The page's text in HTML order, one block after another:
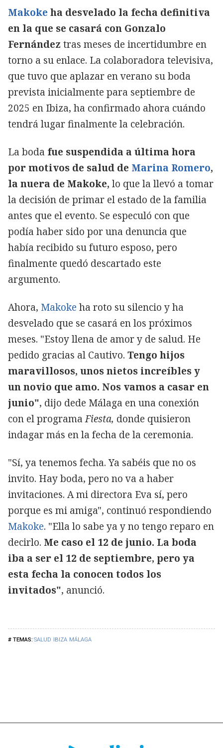
SALUD IBIZA MÁLAGA
Makoke ha desvelado la fecha definitiva
en la que se casará con Gonzalo
Fernández tras meses de incertidumbre en
torno a su enlace. La colaboradora televisiva,
que tuvo que aplazar en verano su boda
prevista inicialmente para septiembre de
2025 en Ibiza, ha confirmado ahora cuándo
tendrá lugar finalmente la celebración.
La boda fue suspendida a última hora
por motivos de salud de Marina Romero,
la nuera de Makoke, lo que la llevó a tomar
la decisión de primar el estado de la familia
antes que el evento. Se especuló con que
podía haber sido por una denuncia que
había recibido su futuro esposo, pero
finalmente quedó descartado este
argumento.
Ahora, Makoke ha roto su silencio y ha
desvelado que se casará en los próximos
meses. "Estoy llena de amor y de salud. He
pedido gracias al Cautivo. Tengo hijos
maravillosos, unos nietos increíbles y
un novio que amo. Nos vamos a casar en
junio", dijo dede Málaga en una conexión
con el programaFiesta, donde quisieron
indagar más en la fecha de la ceremonia.
"Sí, ya tenemos fecha. Ya sabéis que no os
invito. Hay boda, pero no va a haber
invitaciones. A mi directora Eva sí, pero
porque es mi amiga", continuó respondiendo
Makoke. "Ella lo sabe ya y no tengo reparo en
decirlo. Me caso el 12 de junio. La boda
iba a ser el 12 de septiembre, pero ya
esta fecha la conocen todos los
invitados", anunció.